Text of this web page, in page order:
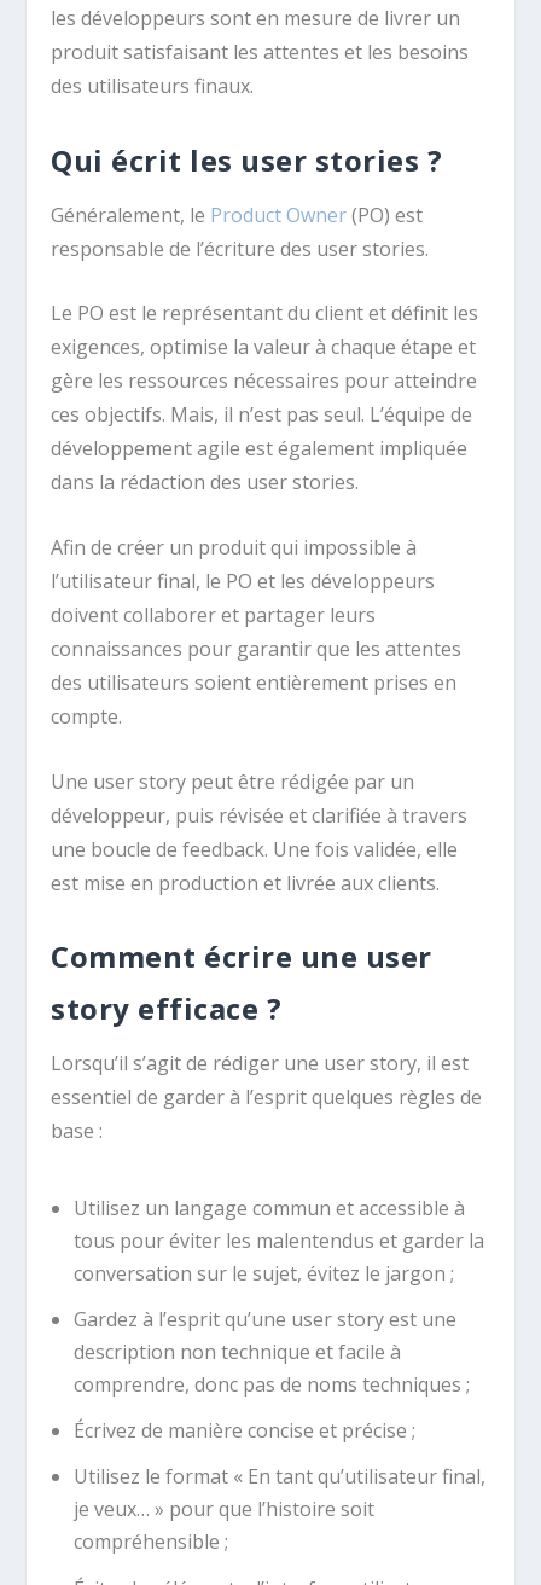
les développeurs sont en mesure de livrer un
produit satisfaisant les attentes et les besoins
des utilisateurs finaux.
Qui écrit les user stories ?
Généralement, le Product Owner(PO) est
responsable de l’écriture des user stories.
Le PO est le représentant du client et définit les
exigences, optimise la valeur à chaque étape et
gère les ressources nécessaires pour atteindre
ces objectifs. Mais, il n’est pas seul. L’équipe de
développement agile est également impliquée
dans la rédaction des user stories.
Afin de créer un produit qui impossible à
l’utilisateur final, le PO et les développeurs
doivent collaborer et partager leurs
connaissances pour garantir que les attentes
des utilisateurs soient entièrement prises en
compte.
Une user story peut être rédigée par un
développeur, puis révisée et clarifiée à travers
une boucle de feedback. Une fois validée, elle
est mise en production et livrée aux clients.
Comment écrire une user
story efficace ?
Lorsqu’il s’agit de rédiger une user story, il est
essentiel de garder à l’esprit quelques règles de
base :
Utilisez un langage commun et accessible à
tous pour éviter les malentendus et garder la
conversation sur le sujet, évitez le jargon ;
Gardez à l’esprit qu’une user story est une
description non technique et facile à
comprendre, donc pas de noms techniques ;
Écrivez de manière concise et précise ;
Utilisez le format « En tant qu’utilisateur final,
je veux… » pour que l’histoire soit
compréhensible ;